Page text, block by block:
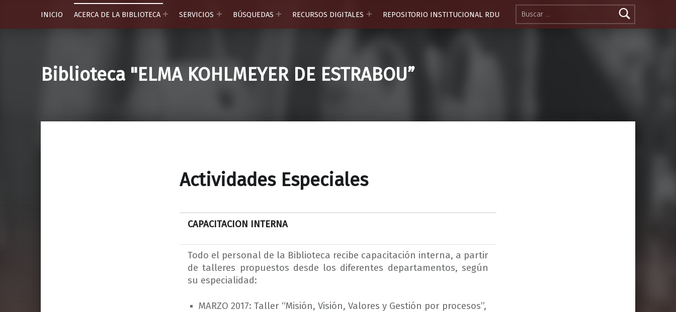
Buscar:
INICIO
ACERCA DE LA BIBLIOTECA SERVICIOS BÚSQUEDAS RECURSOS DIGITALES REPOSITORIO INSTITUCIONAL RDU
Biblioteca "ELMA KOHLMEYER DE ESTRABOU”
Actividades Especiales
CAPACITACION INTERNA
Todo el personal de la Biblioteca recibe capacitación interna, a partir
de talleres propuestos desde los diferentes departamentos, según
su especialidad:
MARZO 2017: Taller “Misión, Visión, Valores y Gestión por procesos”,